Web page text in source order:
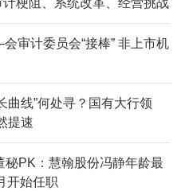
审计委员会“接棒” 非上市机
曲线”何处寻？国有大行领
提速
PK：慧翰股份冯静年龄最
开始任职